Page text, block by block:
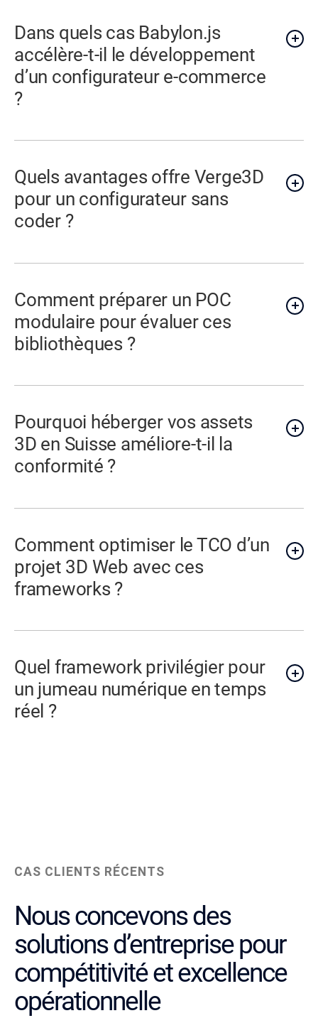
Dans quels cas Babylon.js
accélère-t-il le développement
d’un configurateur e-commerce
?
Quels avantages offre Verge3D
pour un configurateur sans
coder ?
Comment préparer un POC
modulaire pour évaluer ces
bibliothèques ?
Pourquoi héberger vos assets
3D en Suisse améliore-t-il la
conformité ?
Comment optimiser le TCO d’un
projet 3D Web avec ces
frameworks ?
Quel framework privilégier pour
un jumeau numérique en temps
réel ?
CAS CLIENTS RÉCENTS
Nous concevons des
solutions d’entreprise pour
compétitivité et excellence
opérationnelle